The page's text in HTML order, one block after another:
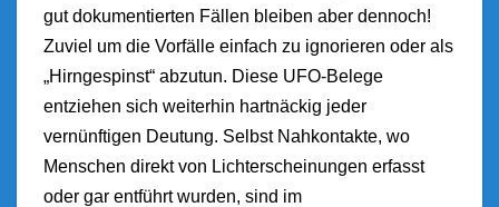
gut dokumentierten Fällen bleiben aber dennoch!
Zuviel um die Vorfälle einfach zu ignorieren oder als
„Hirngespinst“ abzutun. Diese UFO-Belege
entziehen sich weiterhin hartnäckig jeder
vernünftigen Deutung. Selbst Nahkontakte, wo
Menschen direkt von Lichterscheinungen erfasst
oder gar entführt wurden, sind im